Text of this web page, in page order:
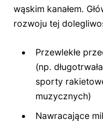
wąskim kanałem.
rozwoju tej
Przewlekłe
(np.
sporty
muzycznych)
Nawracające